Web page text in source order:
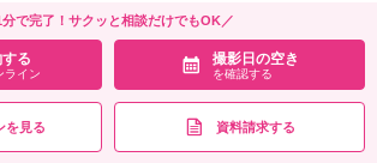
分で完了！サクッと相談だけでもOK／
る
ライン
撮影日の空き
を確認する
を見る 資料請求する